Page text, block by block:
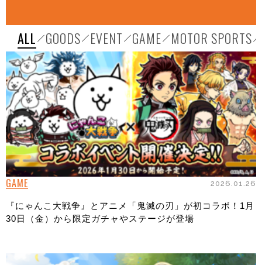
ALL GOODS EVENT GAME MOTOR SPORTS
GAME 2026.01.26
『にゃんこ大戦争』とアニメ「鬼滅の刃」が初コラボ！1月
30日（金）から限定ガチャやステージが登場